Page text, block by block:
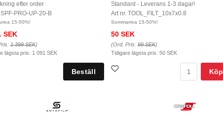
efter order
PRO-UP-20-B
15-50%!
SEK
1 399 SEK)
lägsta pris: 1 091 SEK
Standard - Leverans 1-3 dagar!
Art nr. TOOL_FILT_10x7x0.8
Sommarrea 15-50%!
50 SEK
(Ord. Pris: 99 SEK)
Tidigare lägsta pris: 50 SEK
Köp